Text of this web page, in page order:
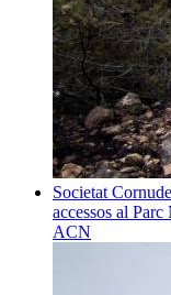
Societat
accessos al
ACN